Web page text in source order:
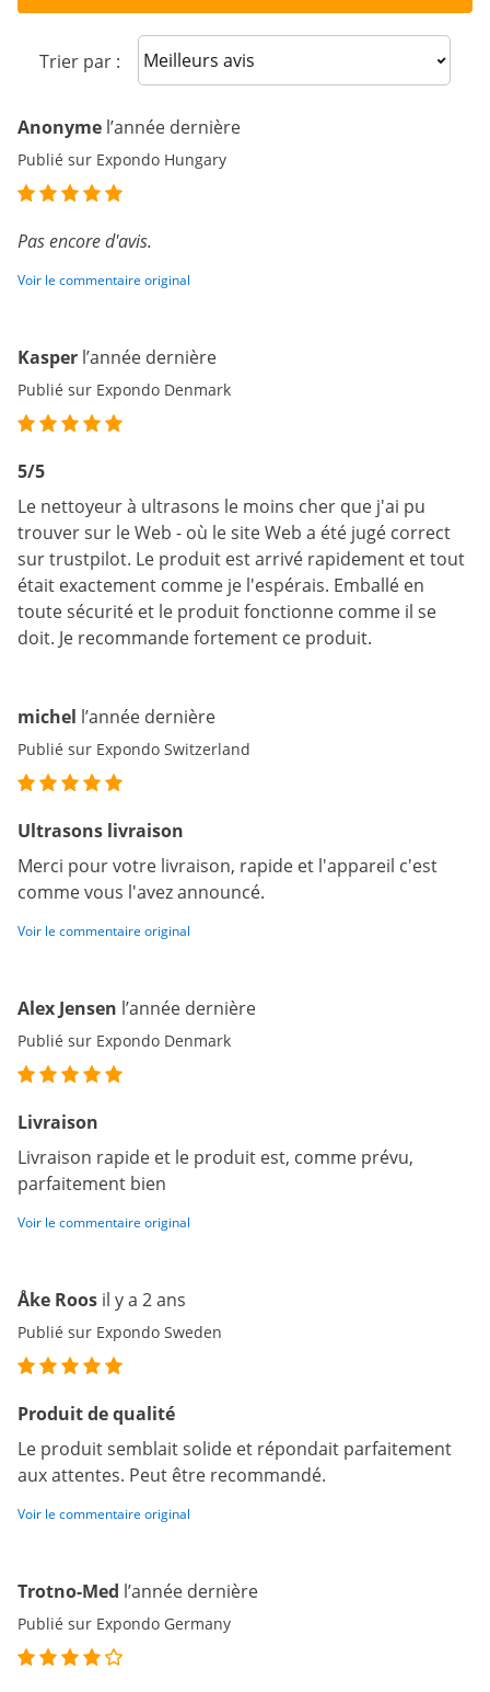
Trier par : Sort reviews
Anonyme l’année dernière
Publié sur Expondo Hungary
Pas encore d'avis.
Voir le commentaire original
Kasper l’année dernière
Publié sur Expondo Denmark
5/5
Le nettoyeur à ultrasons le moins cher que j'ai pu
trouver sur le Web - où le site Web a été jugé correct
sur trustpilot. Le produit est arrivé rapidement et tout
était exactement comme je l'espérais. Emballé en
toute sécurité et le produit fonctionne comme il se
doit. Je recommande fortement ce produit.
michel l’année dernière
Publié sur Expondo Switzerland
Ultrasons livraison
Merci pour votre livraison, rapide et l'appareil c'est
comme vous l'avez announcé.
Voir le commentaire original
Alex Jensen l’année dernière
Publié sur Expondo Denmark
Livraison
Livraison rapide et le produit est, comme prévu,
parfaitement bien
Voir le commentaire original
Åke Roos il y a 2 ans
Publié sur Expondo Sweden
Produit de qualité
Le produit semblait solide et répondait parfaitement
aux attentes. Peut être recommandé.
Voir le commentaire original
Trotno-Med l’année dernière
Publié sur Expondo Germany